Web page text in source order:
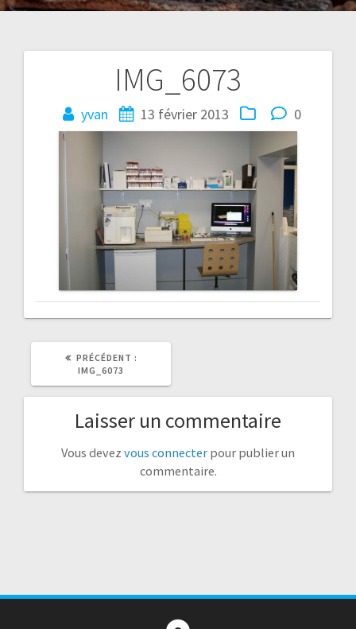
IMG_6073
yvan 13 février 2013 0
Navigation
l’article
PRÉCÉDENT :
IMG_6073
Laisser un commentaire
Vous devez vous connecter pour publier un
commentaire.